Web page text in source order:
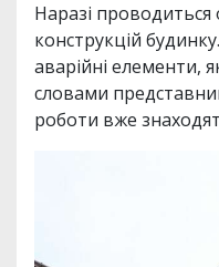
Наразі
конструкцій
аварійні елементи,
словами
роботи вже